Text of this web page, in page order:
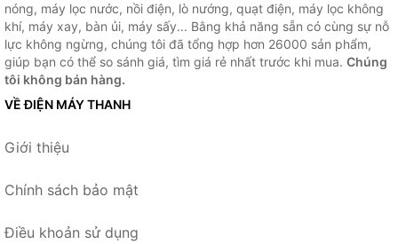
nóng, máy lọc nước, nồi điện, lò nướng, quạt điện, máy lọc không
khí, máy xay, bàn ủi, máy sấy... Bằng khả năng sẵn có cùng sự nỗ
lực không ngừng, chúng tôi đã tổng hợp hơn 26000 sản phẩm,
giúp bạn có thể so sánh giá, tìm giá rẻ nhất trước khi mua. Chúng
tôi không bán hàng.
VỀ ĐIỆN MÁY THANH
Giới thiệu
Chính sách bảo mật
Điều khoản sử dụng